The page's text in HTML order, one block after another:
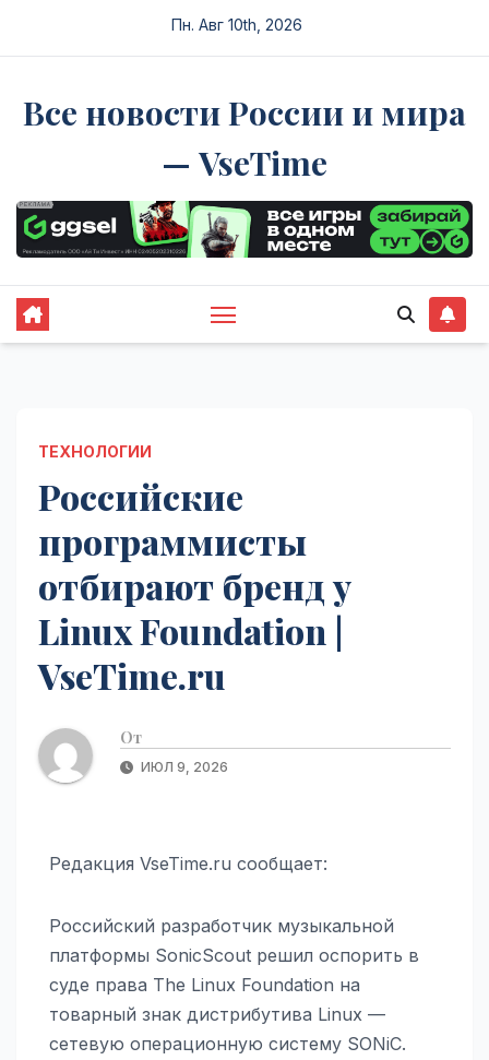
Пн. Авг 10th, 2026
Все новости России и мира
— VseTime
ТЕХНОЛОГИИ
Российские
программисты
отбирают бренд у
Linux Foundation |
VseTime.ru
От
ИЮЛ 9, 2026
Редакция VseTime.ru сообщает:
Российский разработчик музыкальной
платформы SonicScout решил оспорить в
суде права The Linux Foundation на
товарный знак дистрибутива Linux —
сетевую операционную систему SONiC.